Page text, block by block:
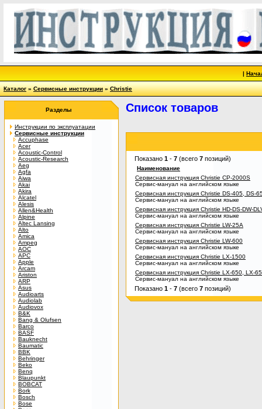
|
Каталог»Сервисные инструкции»Christie
Разделы
Инструкции по эксплуатации
Сервисные инструкции
Accuphase
Acer
Acoustic-Control
Acoustic-Research
Aeg
Agfa
Aiwa
Akai
Akira
Alcatel
Alesis
Allen&Health
Alpine
Altec Lansing
Alto
Amica
Ampeg
AOC
APC
Apple
Arcam
Ariston
ARP
Asus
Audioarts
Audiolab
Audiovox
B&K
Bang & Olufsen
Barco
BASF
Bauknecht
Baumatic
BBK
Behringer
Beko
Benq
Blaupunkt
BOBCAT
Bork
Bosch
Bose
Список товаров
Показано 1 - 7 (всего 7 позиций)
Наименование
Сервисная инструкция Christie CP-2000S
Сервис-мануал на английском языке
Сервисная инструкция Christie DS-405, DS-
Сервис-мануал на английском языке
Сервисная инструкция Christie HD-DS-DW-
Сервис-мануал на английском языке
Сервисная инструкция Christie LW-25A
Сервис-мануал на английском языке
Сервисная инструкция Christie LW-600
Сервис-мануал на английском языке
Сервисная инструкция Christie LX-1500
Сервис-мануал на английском языке
Сервисная инструкция Christie LX-650, LX-
Сервис-мануал на английском языке
Показано 1 - 7 (всего 7 позиций)